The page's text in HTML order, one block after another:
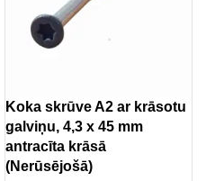
Koka skrūve A2 ar krāsotu
galviņu, 4,3 x 45 mm
antracīta krāsā
(Nerūsējošā)